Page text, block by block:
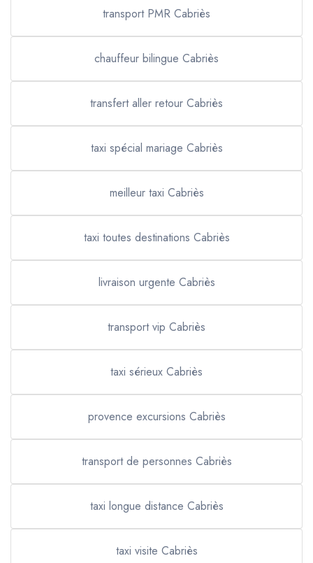
transport PMR Cabriès
chauffeur bilingue Cabriès
transfert aller retour Cabriès
taxi spécial mariage Cabriès
meilleur taxi Cabriès
taxi toutes destinations Cabriès
livraison urgente Cabriès
transport vip Cabriès
taxi sérieux Cabriès
provence excursions Cabriès
transport de personnes Cabriès
taxi longue distance Cabriès
taxi visite Cabriès